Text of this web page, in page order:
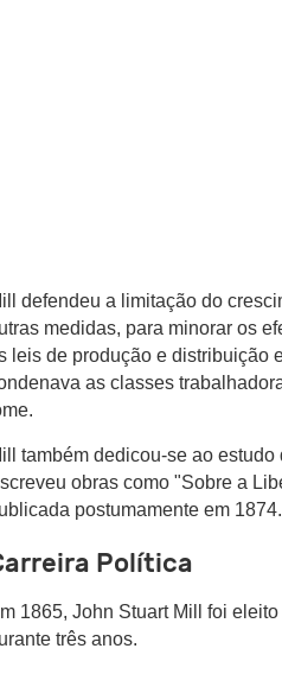
defendeu a limitação do
medidas, para minorar os
leis de produção e distribuição
as classes
também dedicou-se ao
obras como "Sobre a
postumamente em 1874.
Política
1865, John Stuart Mill foi
três anos.